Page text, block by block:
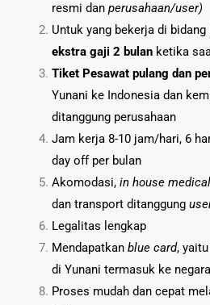
resmi dan perusahaan/user)
Untuk yang bekerja di
ekstra gaji 2 bulanketika
Tiket Pesawat pulang dan
Yunani ke Indonesia dan
ditanggung perusahaan
Jam kerja 8-10 jam/hari, 6
day off per bulan
Akomodasi, in house
dan transport ditanggung
Legalitas lengkap
Mendapatkan blue card,
di Yunani termasuk ke
Proses mudah dan cepat